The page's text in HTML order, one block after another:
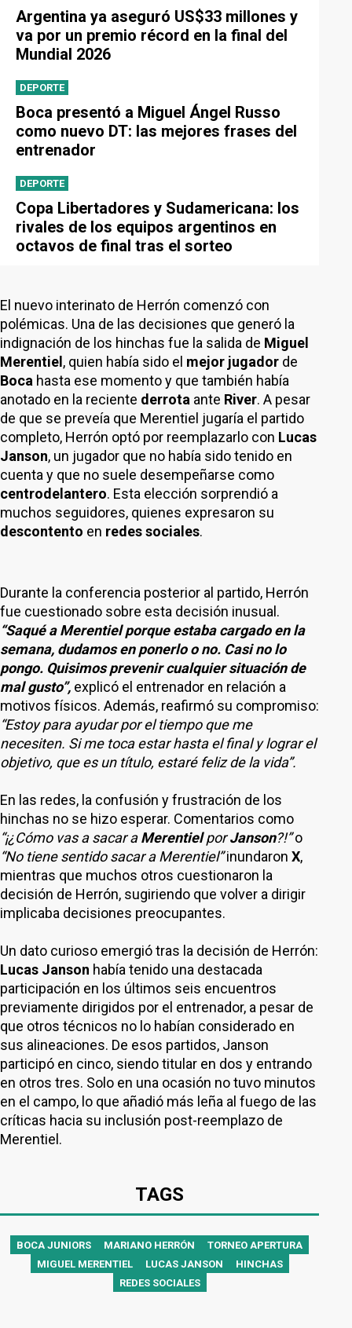
Argentina ya aseguró US$33 millones y
va por un premio récord en la final del
Mundial 2026
DEPORTE
Boca presentó a Miguel Ángel Russo
como nuevo DT: las mejores frases del
entrenador
DEPORTE
Copa Libertadores y Sudamericana: los
rivales de los equipos argentinos en
octavos de final tras el sorteo
El nuevo interinato de Herrón comenzó con
polémicas. Una de las decisiones que generó la
indignación de los hinchas fue la salida de Miguel
Merentiel , quien había sido el mejor jugador de
Boca hasta ese momento y que también había
anotado en la reciente derrota ante River. A pesar
de que se preveía que Merentiel jugaría el partido
completo, Herrón optó por reemplazarlo con Lucas
Janson, un jugador que no había sido tenido en
cuenta y que no suele desempeñarse como
centrodelantero. Esta elección sorprendió a
muchos seguidores, quienes expresaron su
descontento en redes sociales.
Durante la conferencia posterior al partido, Herrón
fue cuestionado sobre esta decisión inusual.
“Saqué a Merentiel porque estaba cargado en la
semana, dudamos en ponerlo o no. Casi no lo
pongo. Quisimos prevenir cualquier situación de
mal gusto”, explicó el entrenador en relación a
motivos físicos. Además, reafirmó su compromiso:
“Estoy para ayudar por el tiempo que me
necesiten. Si me toca estar hasta el final y lograr el
objetivo, que es un título, estaré feliz de la vida”.
En las redes, la confusión y frustración de los
hinchas no se hizo esperar. Comentarios como
“¡¿Cómo vas a sacar aMerentielporJanson?!”o
“No tiene sentido sacar a Merentiel”inundaron X,
mientras que muchos otros cuestionaron la
decisión de Herrón, sugiriendo que volver a dirigir
implicaba decisiones preocupantes.
Un dato curioso emergió tras la decisión de Herrón:
Lucas Janson había tenido una destacada
participación en los últimos seis encuentros
previamente dirigidos por el entrenador, a pesar de
que otros técnicos no lo habían considerado en
sus alineaciones. De esos partidos, Janson
participó en cinco, siendo titular en dos y entrando
en otros tres. Solo en una ocasión no tuvo minutos
en el campo, lo que añadió más leña al fuego de las
críticas hacia su inclusión post-reemplazo de
Merentiel.
TAGS
BOCA JUNIORS MARIANO HERRÓN
TORNEO APERTURA
MIGUEL MERENTIEL
LUCAS JANSON
HINCHAS
REDES SOCIALES